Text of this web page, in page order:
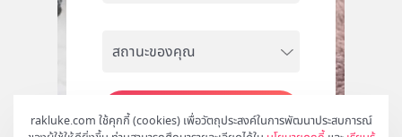
rakluke.com ใช้คุกกี้ (cookies) เพื่อวัตถุประสงค์ในการพัฒนาประสบการณ์
สมัคร